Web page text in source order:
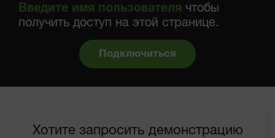
Введите имя пользователя чтобы
получить доступ на этой странице.
Подключиться
Хотите запросить демонстрацию